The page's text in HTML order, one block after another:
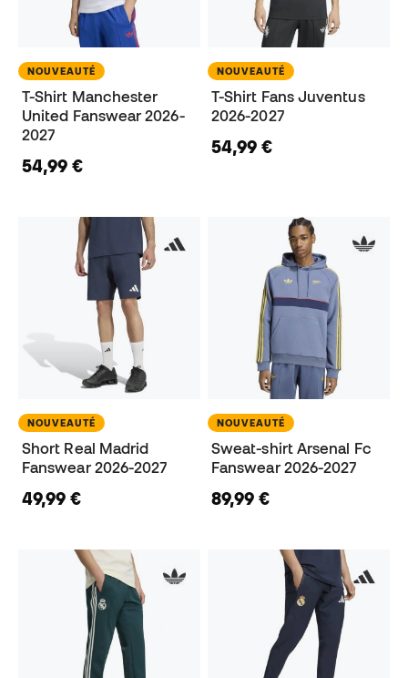
NOUVEAUTÉ
T-Shirt Manchester
United Fanswear 2026-
2027
54,99 €
NOUVEAUTÉ
T-Shirt Fans Juventus
2026-2027
54,99 €
NOUVEAUTÉ
Short Real Madrid
Fanswear 2026-2027
49,99 €
NOUVEAUTÉ
Sweat-shirt Arsenal Fc
Fanswear 2026-2027
89,99 €